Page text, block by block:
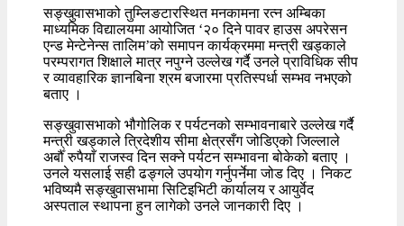
सङ्खुवासभाको तुम्लिङटारस्थित मनकामना रत्न अम्बिका
माध्यमिक विद्यालयमा आयोजित ‘२० दिने पावर हाउस अपरेसन
एन्ड मेन्टेनेन्स तालिम’को समापन कार्यक्रममा मन्त्री खड्काले
परम्परागत शिक्षाले मात्र नपुग्ने उल्लेख गर्दै उनले प्राविधिक सीप
र व्यावहारिक ज्ञानबिना श्रम बजारमा प्रतिस्पर्धा सम्भव नभएको
बताए ।
सङ्खुवासभाको भौगोलिक र पर्यटनको सम्भावनाबारे उल्लेख गर्दै
मन्त्री खड्काले त्रिदेशीय सीमा क्षेत्रसँग जोडिएको जिल्लाले
अर्बौँ रुपैयाँ राजस्व दिन सक्ने पर्यटन सम्भावना बोकेको बताए ।
उनले यसलाई सही ढङ्गले उपयोग गर्नुपर्नेमा जोड दिए । निकट
भविष्यमै सङ्खुवासभामा सिटिइभिटी कार्यालय र आयुर्वेद
अस्पताल स्थापना हुन लागेको उनले जानकारी दिए ।